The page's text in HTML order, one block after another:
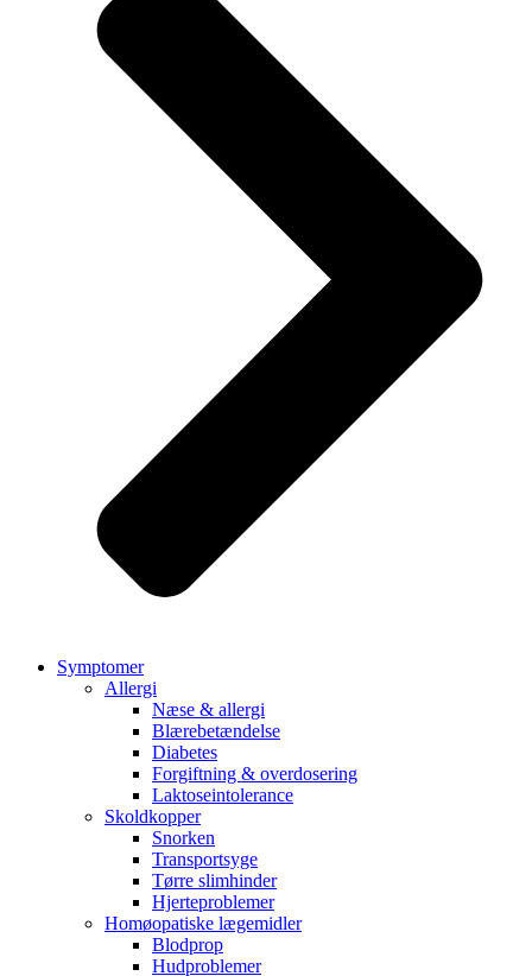
Symptomer
Allergi
Næse & allergi
Blærebetændelse
Diabetes
Forgiftning & overdosering
Laktoseintolerance
Skoldkopper
Snorken
Transportsyge
Tørre slimhinder
Hjerteproblemer
Homøopatiske lægemidler
Blodprop
Hudproblemer